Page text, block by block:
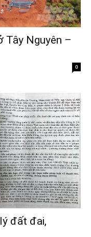
Tây Nguyên –
0
đất đai,